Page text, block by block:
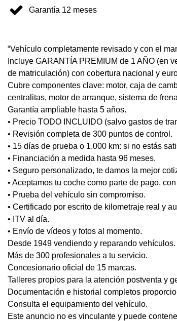
Garantía 12 meses
“Vehículo completamente revisado y con el
Incluye GARANTÍA PREMIUM de 1 AÑO (en
de matriculación) con cobertura nacional y
Cubre componentes clave: motor, caja de
centralitas, motor de arranque, sistema de
Garantía ampliable hasta 5 años.
• Precio TODO INCLUIDO (salvo gastos de
• Revisión completa de 300 puntos de control.
• 15 días de prueba o 1.000 km: si no estás
• Financiación a medida hasta 96 meses.
• Seguro personalizado, te damos la mejor
• Aceptamos tu coche como parte de pago,
• Prueba del vehículo sin compromiso.
• Certificado por escrito de kilometraje real y
• ITV al día.
• Envío de vídeos y fotos al momento.
Desde 1949 vendiendo y reparando vehículos.
Más de 300 profesionales a tu servicio.
Concesionario oficial de 15 marcas.
Talleres propios para la atención postventa y
Documentación e historial completos
Consulta el equipamiento del vehículo.
Este anuncio no es vinculante y puede